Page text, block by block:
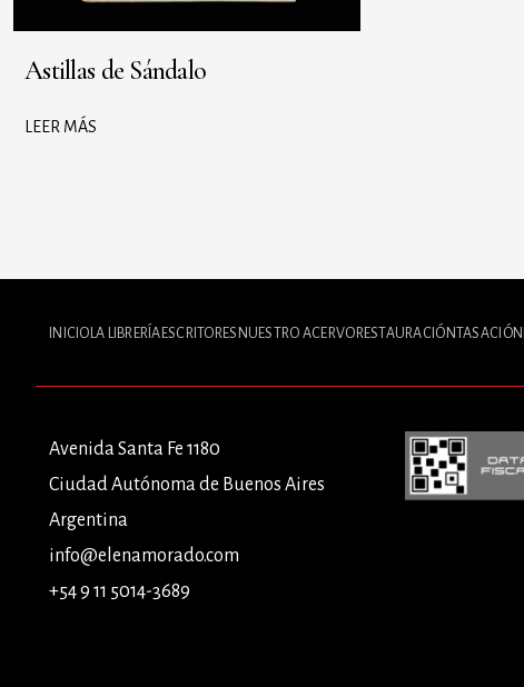
Astillas de Sándalo
LEER MÁS
INICIO LA LIBRERÍA ESCRITORES NUESTRO ACERVO RESTAURACIÓN TASACIÓN
Avenida Santa Fe 1180
Ciudad Autónoma de Buenos Aires
Argentina
info@elenamorado.com
+54 9 11 5014-3689